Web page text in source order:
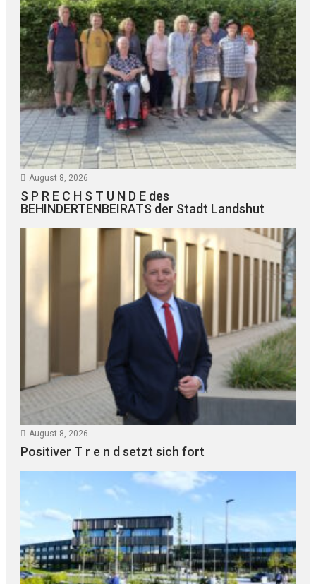
August 8, 2026
S P R E C H S T U N D E des
BEHINDERTENBEIRATS der Stadt Landshut
August 8, 2026
Positiver T r e n d setzt sich fort